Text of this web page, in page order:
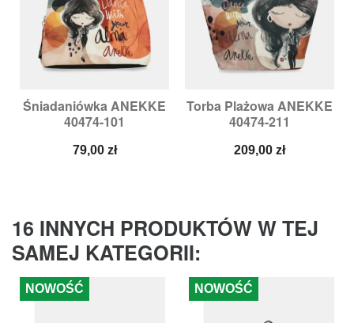
Śniadaniówka ANEKKE
40474-101
Cena
79,00 zł
Torba Plażowa ANEKKE
40474-211
Cena
209,00 zł
16 INNYCH PRODUKTÓW W TEJ
SAMEJ KATEGORII:
NOWOŚĆ NOWOŚĆ